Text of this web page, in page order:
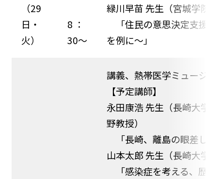
（29
日・
火）
8 ：
30～
緑川早苗 先生（宮城学院
「住民の意思決定支援
を例に～」
講義、熱帯医学ミュージ
【予定講師】
永田康浩 先生（長崎大学
野教授）
「長崎、離島の眼差し−
山本太郎 先生（長崎大学
「感染症を考える、歴